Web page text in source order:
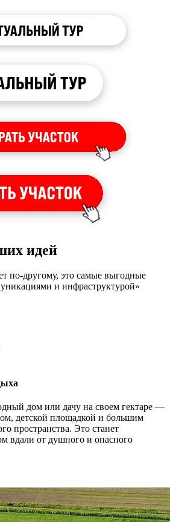
идей
по-другому, это самые выгодные
и инфраструктурой»
дом или дачу на своем гектаре —
детской площадкой и большим
пространства. Это станет
вдали от душного и опасного